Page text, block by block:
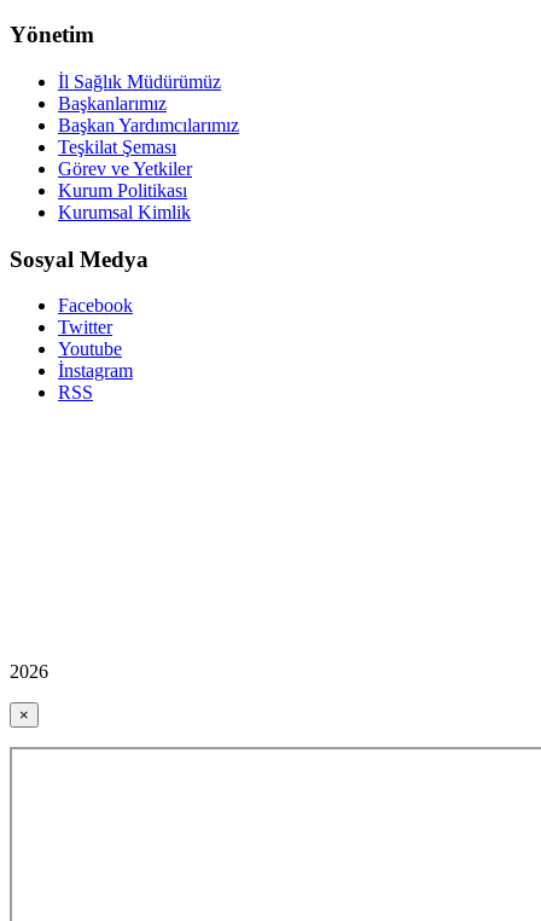
Yönetim
İl Sağlık Müdürümüz
Başkanlarımız
Başkan Yardımcılarımız
Teşkilat Şeması
Görev ve Yetkiler
Kurum Politikası
Kurumsal Kimlik
Sosyal Medya
Facebook
Twitter
Youtube
İnstagram
RSS
2026
×